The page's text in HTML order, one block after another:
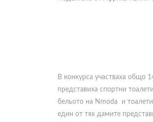
В конкурса участваха общо
представиха спортни
бельото на Nmoda и
един от тях дамите